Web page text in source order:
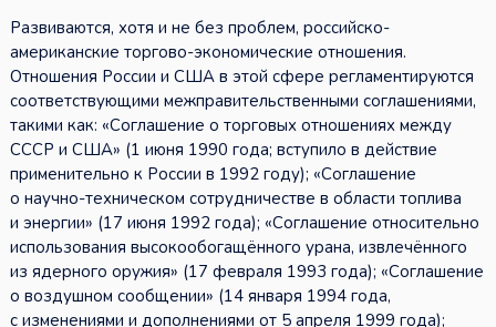
Развиваются, хотя и не без проблем, российско-
американские торгово-экономические отношения.
Отношения России и США в этой сфере регламентируются
соответствующими межправительственными соглашениями,
такими как: «Соглашение о торговых отношениях между
СССР и США» (1 июня 1990 года; вступило в действие
применительно к России в 1992 году); «Соглашение
о научно-техническом сотрудничестве в области топлива
и энергии» (17 июня 1992 года); «Соглашение относительно
использования высокообогащённого урана, извлечённого
из ядерного оружия» (17 февраля 1993 года); «Соглашение
о воздушном сообщении» (14 января 1994 года,
с изменениями и дополнениями от 5 апреля 1999 года);